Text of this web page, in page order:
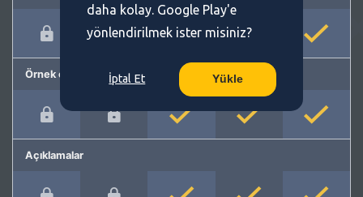
Örnek cümleler
Açıklamalar
daha kolay. Google Play'e
yönlendirilmek ister misiniz?
İptal Et Yükle